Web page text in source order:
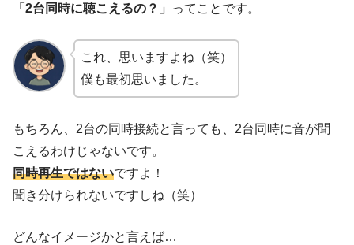
「2台同時に聴こえるの？」 ってことです。
これ、思いますよね（笑）
僕も最初思いました。
もちろん、2台の同時接続と言っても、2台同時に音が聞
こえるわけじゃないです。
同時再生ではないですよ！
聞き分けられないですしね（笑）
どんなイメージかと言えば…